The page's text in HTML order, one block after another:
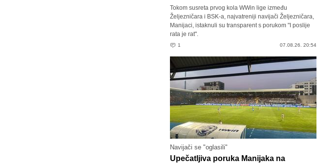
Tokom susreta prvog kola WWin lige između
Željezničara i BSK-a, najvatreniji navijači Željezničara,
Manijaci, istaknuli su transparent s porukom "I poslije
rata je rat".
1 07.08.26. 20:54
Navijači se "oglasili"
Upečatljiva poruka Manijaka na